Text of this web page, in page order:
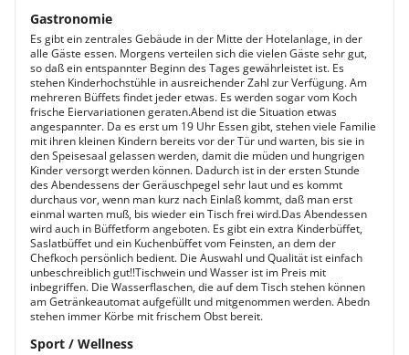
Gastronomie
Es gibt ein zentrales Gebäude in der Mitte der Hotelanlage, in der
alle Gäste essen. Morgens verteilen sich die vielen Gäste sehr gut,
so daß ein entspannter Beginn des Tages gewährleistet ist. Es
stehen Kinderhochstühle in ausreichender Zahl zur Verfügung. Am
mehreren Büffets findet jeder etwas. Es werden sogar vom Koch
frische Eiervariationen geraten.Abend ist die Situation etwas
angespannter. Da es erst um 19 Uhr Essen gibt, stehen viele Familie
mit ihren kleinen Kindern bereits vor der Tür und warten, bis sie in
den Speisesaal gelassen werden, damit die müden und hungrigen
Kinder versorgt werden können. Dadurch ist in der ersten Stunde
des Abendessens der Geräuschpegel sehr laut und es kommt
durchaus vor, wenn man kurz nach Einlaß kommt, daß man erst
einmal warten muß, bis wieder ein Tisch frei wird.Das Abendessen
wird auch in Büffetform angeboten. Es gibt ein extra Kinderbüffet,
Saslatbüffet und ein Kuchenbüffet vom Feinsten, an dem der
Chefkoch persönlich bedient. Die Auswahl und Qualität ist einfach
unbeschreiblich gut!!Tischwein und Wasser ist im Preis mit
inbegriffen. Die Wasserflaschen, die auf dem Tisch stehen können
am Getränkeautomat aufgefüllt und mitgenommen werden. Abedn
stehen immer Körbe mit frischem Obst bereit.
Sport / Wellness